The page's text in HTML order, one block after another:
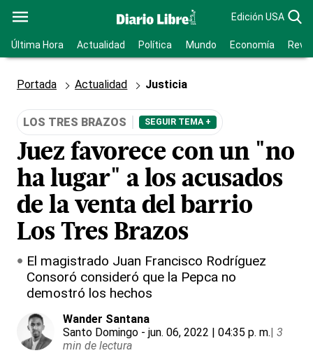
Edición USA
Última Hora Actualidad Política Mundo Economía
Portada Actualidad Justicia
LOS TRES BRAZOS SEGUIR TEMA +
Juez favorece con un "no
ha lugar" a los acusados
de la venta del barrio
Los Tres Brazos
El magistrado Juan Francisco Rodríguez
Consoró consideró que la Pepca no
demostró los hechos
Wander Santana
Santo Domingo - jun. 06, 2022 | 04:35 p. m.| 3
min de lectura